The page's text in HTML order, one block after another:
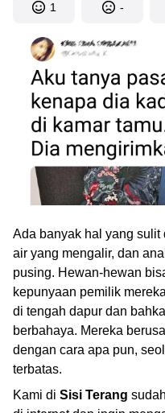
1 -
Ada banyak hal yang sulit
air yang mengalir, dan
pusing. Hewan-hewan
kepunyaan pemilik
di tengah dapur dan
berbahaya. Mereka
dengan cara apa pun,
terbatas.
Kami di Sisi Terang